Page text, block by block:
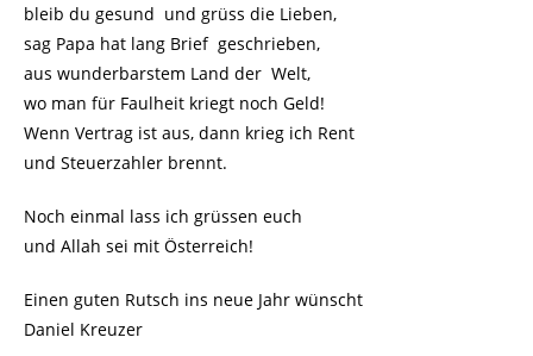
bleib du gesund und grüss die Lieben,
sag Papa hat lang Brief geschrieben,
aus wunderbarstem Land der Welt,
wo man für Faulheit kriegt noch Geld!
Wenn Vertrag ist aus, dann krieg ich Rent
und Steuerzahler brennt.
Noch einmal lass ich grüssen euch
und Allah sei mit Österreich!
Einen guten Rutsch ins neue Jahr wünscht
Daniel Kreuzer